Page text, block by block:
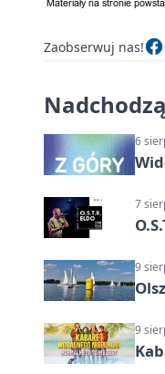
Zaobserwuj nas!
6
7
9
9